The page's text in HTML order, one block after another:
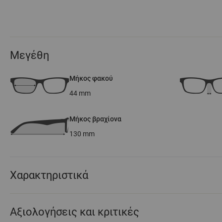
Μεγέθη
Μήκος φακού
44 mm
Μήκος βραχίονα
130 mm
Χαρακτηριστικά
Αξιολογήσεις και κριτικές